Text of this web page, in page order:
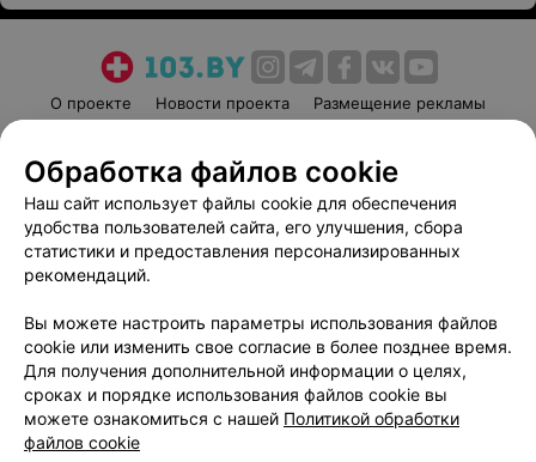
О проекте Новости проекта
Размещение рекламы
Пользовательское соглашение
Способы оплаты
Вакансии
Партнеры
Написать руководителю 103.by
Обработка персональных данных
Обработка файлов cookie
Наш сайт использует файлы cookie для обеспечения
удобства пользователей сайта, его улучшения, сбора
статистики и предоставления персонализированных
рекомендаций.
Вы можете настроить параметры использования файлов
cookie или изменить свое согласие в более позднее время.
Для получения дополнительной информации о целях,
сроках и порядке использования файлов cookie вы
можете ознакомиться с нашей Политикой обработки
файлов cookie